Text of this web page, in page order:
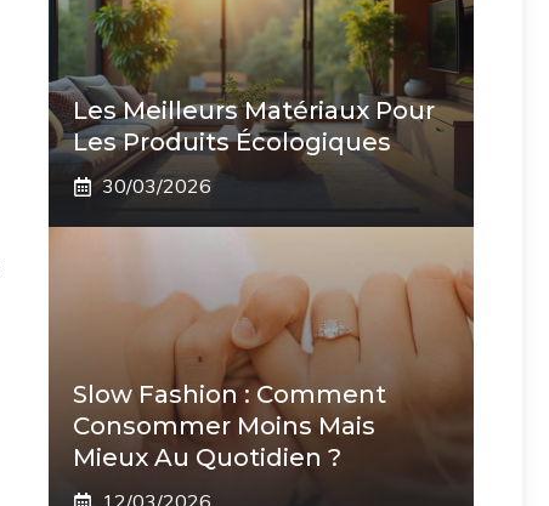
Les Meilleurs Matériaux Pour
Les Produits Écologiques
30/03/2026
Slow Fashion : Comment
Consommer Moins Mais
Mieux Au Quotidien ?
12/03/2026